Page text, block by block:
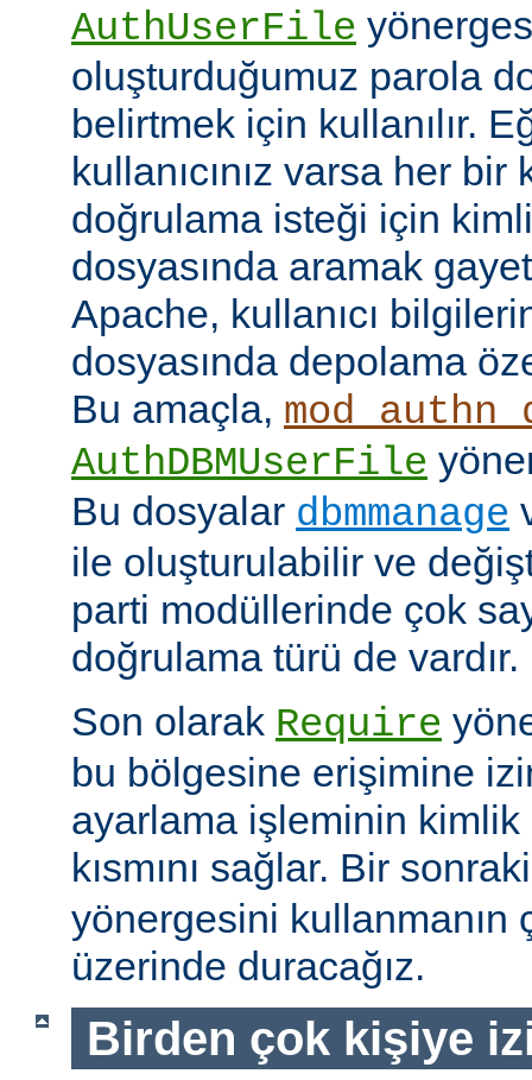
AuthUserFile
oluşturduğumuz parola
belirtmek için kullanılır.
kullanıcınız varsa her bir
doğrulama isteği için
dosyasında aramak
Apache, kullanıcı
dosyasında depolama
Bu amaçla,
AuthDBMUserFile
Bu dosyalar dbmmanage
ile oluşturulabilir ve
parti modüllerinde çok
doğrulama türü de vardır.
Son olarak Require
bu bölgesine erişimine
ayarlama işleminin kimlik
kısmını sağlar. Bir
yönergesini kullanmanın
üzerinde duracağız.
Birden çok kişiye